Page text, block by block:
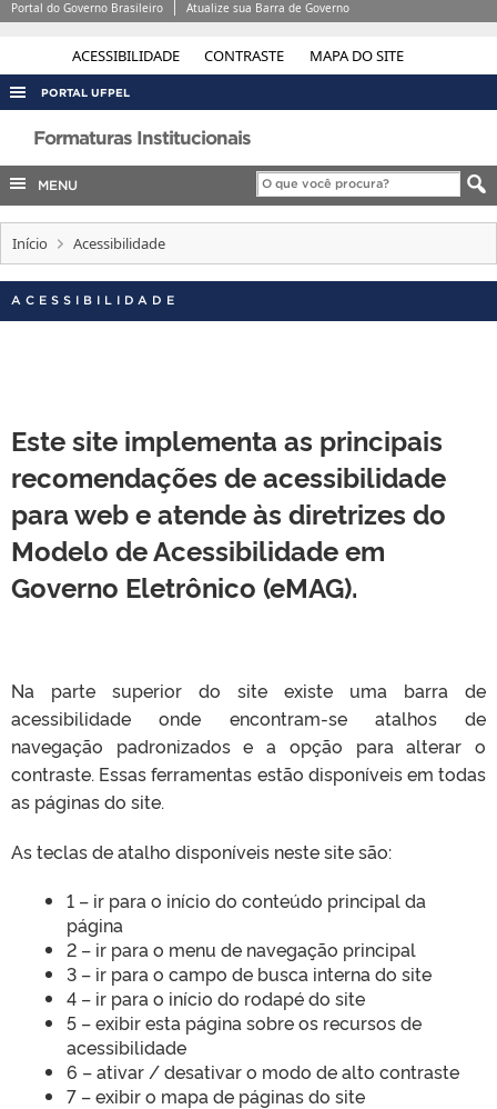
ACESSIBILIDADE CONTRASTE MAPA DO SITE
Portal do Governo Brasileiro Atualize sua Barra de Governo
PORTAL UFPEL
ACESSO À INFORMAÇÃO
AUDITORIA
COBALTO
CONCURSOS
EDITAIS
INTERNACIONAL
TELEFONES
Formaturas Institucionais
MENU
Início Acessibilidade
ACESSIBILIDADE
Este site implementa as principais
recomendações de acessibilidade
para web e atende às diretrizes do
Modelo de Acessibilidade em
Governo Eletrônico (eMAG).
Na parte superior do site existe uma barra de
acessibilidade onde encontram-se atalhos de
navegação padronizados e a opção para alterar o
contraste. Essas ferramentas estão disponíveis em todas
as páginas do site.
As teclas de atalho disponíveis neste site são:
1 – ir para o início do conteúdo principal da
página
2 – ir para o menu de navegação principal
3 – ir para o campo de busca interna do site
4 – ir para o início do rodapé do site
5 – exibir esta página sobre os recursos de
acessibilidade
6 – ativar / desativar o modo de alto contraste
7 – exibir o mapa de páginas do site